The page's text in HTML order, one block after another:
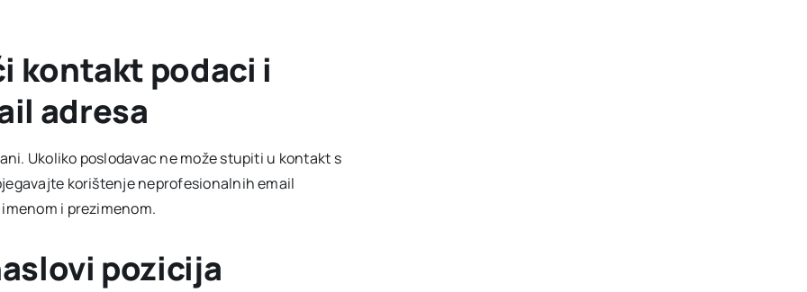
kontakt podaci i
adresa
Ukoliko poslodavac ne može stupiti u kontakt s
korištenje neprofesionalnih email
i prezimenom.
pozicija